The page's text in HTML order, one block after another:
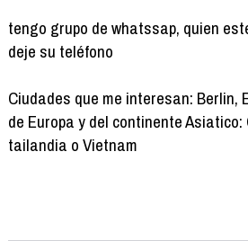
tengo grupo de whatssap, quien
deje su teléfono
Ciudades que me interesan: Berlin,
de Europa y del continente Asiatico:
tailandia o Vietnam